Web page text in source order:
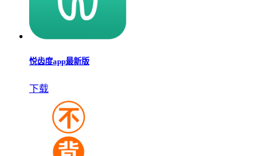
悦齿度app最新版
下载